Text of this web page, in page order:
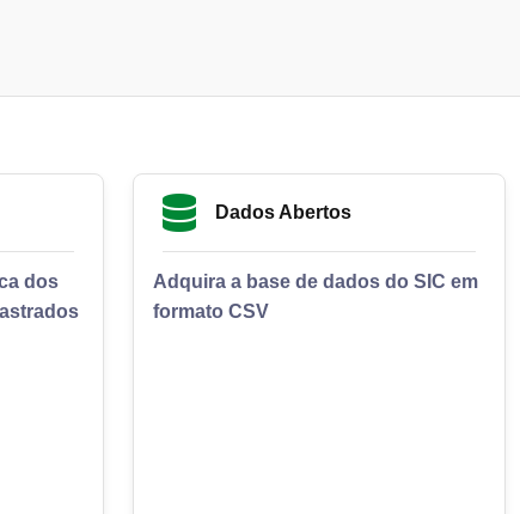
dos
Dados Abertos
Adquira a base de dados do SIC em
formato CSV